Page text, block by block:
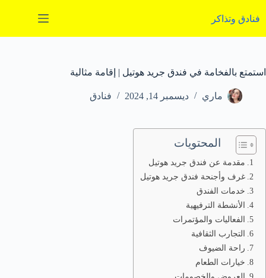
إلى
المحتوى
فنادق وتذاكر
استمتع بالفخامة في فندق جريد هوتيل | إقامة مثالية
ماري ديسمبر 14, 2024 فنادق
المحتويات
مقدمة عن فندق جريد هوتيل
غرف وأجنحة فندق جريد هوتيل
خدمات الفندق
الأنشطة الترفيهية
الفعاليات والمؤتمرات
التجارب الثقافية
راحة الضيوف
خيارات الطعام